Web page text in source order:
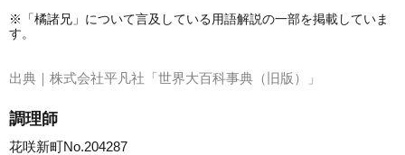
※「橘諸兄」について言及している用語解説の一部を掲載していま
す。
出典｜ 株式会社平凡社「世界大百科事典（旧版）」
調理師
花咲新町No.204287